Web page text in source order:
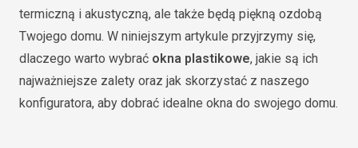
termiczną i akustyczną, ale także będą piękną ozdobą
Twojego domu. W niniejszym artykule przyjrzymy się,
dlaczego warto wybrać okna plastikowe, jakie są ich
najważniejsze zalety oraz jak skorzystać z naszego
konfiguratora, aby dobrać idealne okna do swojego domu.